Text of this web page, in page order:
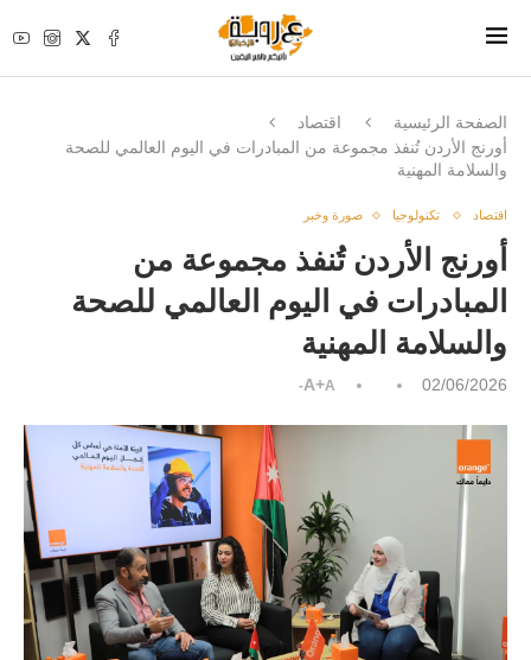
الصفحة الرئيسية
اقتصاد
أورنج الأردن تُنفذ مجموعة من المبادرات في اليوم العالمي للصحة
والسلامة المهنية
اقتصاد تكنولوجيا صورة وخبر
أورنج الأردن تُنفذ مجموعة من
المبادرات في اليوم العالمي للصحة
والسلامة المهنية
02/06/2026
A+A-